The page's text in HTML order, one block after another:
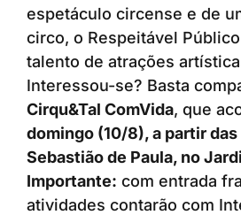
espetáculo circense e de
circo, o Respeitável
talento de atrações
Interessou-se? Basta
Cirqu&Tal ComVida, que
domingo (10/8), a partir das
Sebastião de Paula, no
Importante: com entrada
atividades contarão com